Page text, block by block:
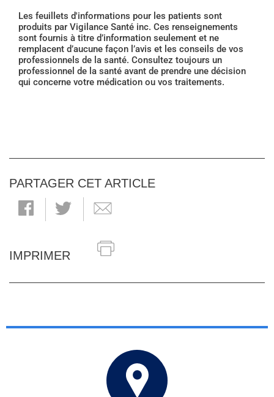
Les feuillets d'informations pour les patients sont
produits par Vigilance Santé inc. Ces renseignements
sont fournis à titre d’information seulement et ne
remplacent d’aucune façon l’avis et les conseils de vos
professionnels de la santé. Consultez toujours un
professionnel de la santé avant de prendre une décision
qui concerne votre médication ou vos traitements.
PARTAGER CET ARTICLE
IMPRIMER